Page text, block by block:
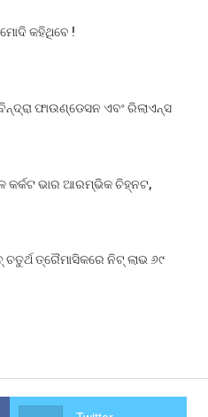
କହିଥିବେ !
ଫାଉଣ୍ଡେସନ ଏବଂ ରିଲାଏନ୍ସ
କର୍କଟ ଭାର ଆରମ୍ଭିକ ଚିହ୍ନଟ,
ତ୍ରୈମାସିକରେ ନିଟ୍ ଲାଭ ୬୯